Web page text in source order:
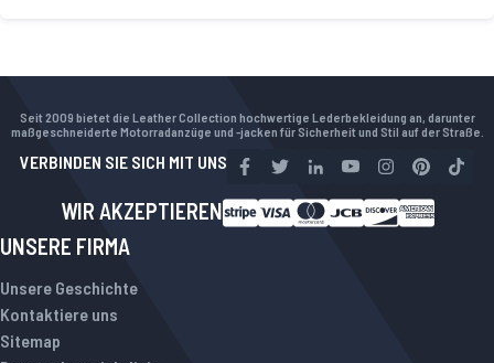
Seit 2009 bietet die Leather Collection hochwertige Lederbekleidung an, darunter
maßgeschneiderte Motorradanzüge und -jacken für Sicherheit und Stil auf der Straße.
VERBINDEN SIE SICH MIT UNS
WIR AKZEPTIEREN
UNSERE FIRMA
Unsere Geschichte
Kontaktiere uns
Sitemap